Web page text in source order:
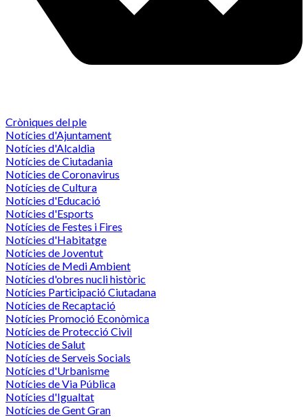
Cròniques del ple
Notícies d'Ajuntament
Notícies d'Alcaldia
Notícies de Ciutadania
Notícies de Coronavirus
Notícies de Cultura
Notícies d'Educació
Notícies d'Esports
Notícies de Festes i Fires
Notícies d'Habitatge
Notícies de Joventut
Notícies de Medi Ambient
Notícies d'obres nucli històric
Notícies Participació Ciutadana
Notícies de Recaptació
Notícies Promoció Econòmica
Notícies de Protecció Civil
Notícies de Salut
Notícies de Serveis Socials
Notícies d'Urbanisme
Notícies de Via Pública
Notícies d'Igualtat
Notícies de Gent Gran